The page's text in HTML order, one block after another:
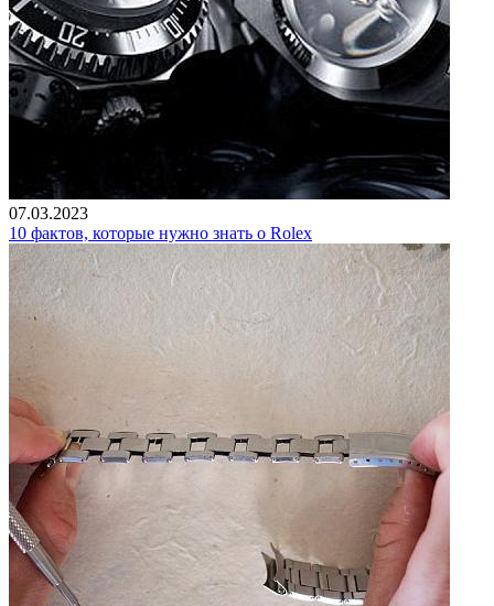
07.03.2023
10 фактов, которые нужно знать о Rolex